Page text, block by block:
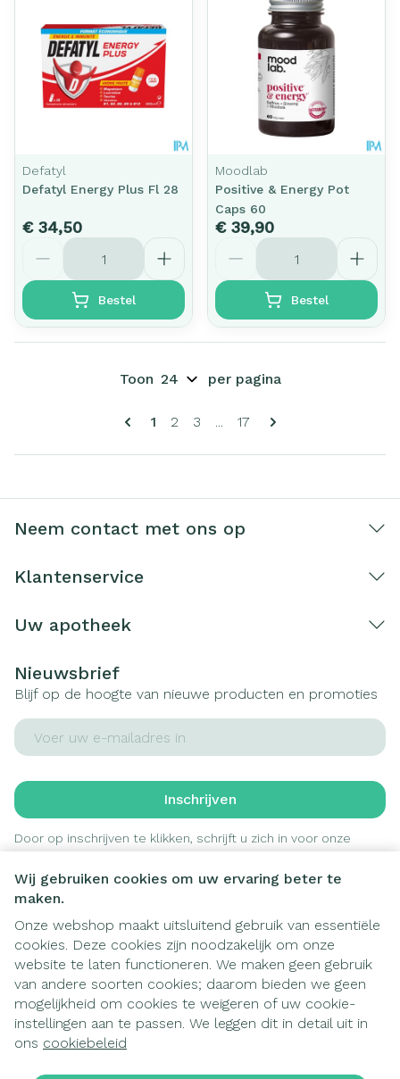
Wij gebruiken cookies om uw ervaring beter te
maken.
Onze webshop maakt uitsluitend gebruik van essentiële
cookies. Deze cookies zijn noodzakelijk om onze
website te laten functioneren. We maken geen gebruik
van andere soorten cookies; daarom bieden we geen
mogelijkheid om cookies te weigeren of uw cookie-
instellingen aan te passen. We leggen dit in detail uit in
ons cookiebeleid
Defatyl
Defatyl Energy Plus Fl 28
€ 34,50
Aantal
Bestel
Moodlab
Positive & Energy Pot
Caps 60
€ 39,90
Aantal
Bestel
Pagina's
U lees momenteel pagina
1 Pagina
2 Pagina
3 ... Pagina
17
Toon per pagina
Neem contact met ons op
Klantenservice
Uw apotheek
Nieuwsbrief
Blijf op de hoogte van nieuwe producten en promoties
E-mail adres
Inschrijven
Door op inschrijven te klikken, schrijft u zich in voor onze
nieuwsbrief en gaat u akkoord met onzeprivacy policy.
Juridische links